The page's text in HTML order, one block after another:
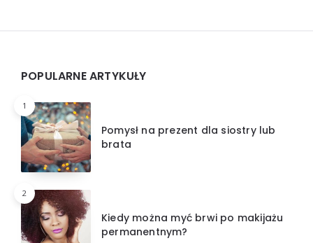
Widgets
POPULARNE ARTYKUŁY
1
Pomysł na prezent dla siostry lub
brata
2
Kiedy można myć brwi po makijażu
permanentnym?